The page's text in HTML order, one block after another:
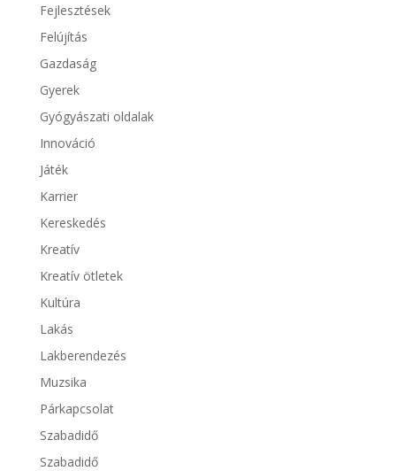
Fejlesztések
Felújítás
Gazdaság
Gyerek
Gyógyászati oldalak
Innováció
Játék
Karrier
Kereskedés
Kreatív
Kreatív ötletek
Kultúra
Lakás
Lakberendezés
Muzsika
Párkapcsolat
Szabadidő
Szabadidő